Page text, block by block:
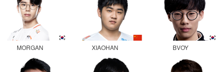
MORGAN XIAOHAN BVOY